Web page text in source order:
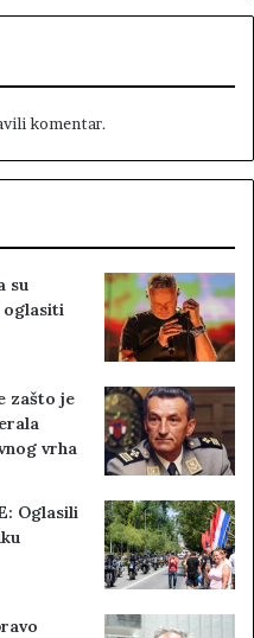
komentar.
su
oglasiti
zašto je
vrha
Oglasili